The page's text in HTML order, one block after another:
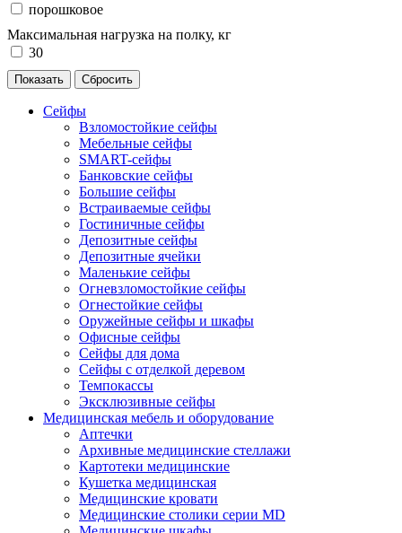
порошковое
Максимальная нагрузка на полку, кг
30
Сейфы
Взломостойкие сейфы
Мебельные сейфы
SMART-сейфы
Банковские сейфы
Большие сейфы
Встраиваемые сейфы
Гостиничные сейфы
Депозитные сейфы
Депозитные ячейки
Маленькие сейфы
Огневзломостойкие сейфы
Огнестойкие сейфы
Оружейные сейфы и шкафы
Офисные сейфы
Сейфы для дома
Сейфы с отделкой деревом
Темпокассы
Эксклюзивные сейфы
Медицинская мебель и оборудование
Аптечки
Архивные медицинские стеллажи
Картотеки медицинские
Кушетка медицинская
Медицинские кровати
Медицинские столики серии MD